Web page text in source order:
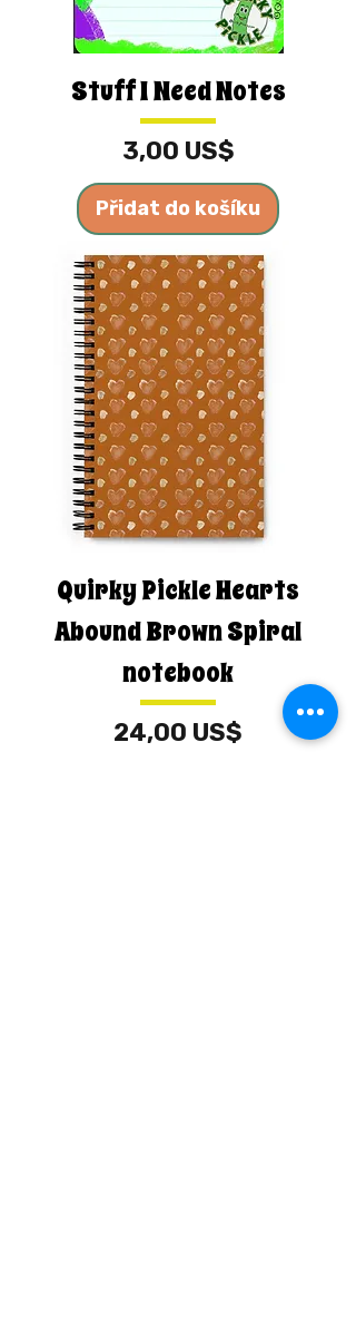
Stuff I Need Notes
Cena
3,00 US$
Přidat do košíku
Quirky Pickle Hearts
Abound Brown Spiral
notebook
Cena
24,00 US$